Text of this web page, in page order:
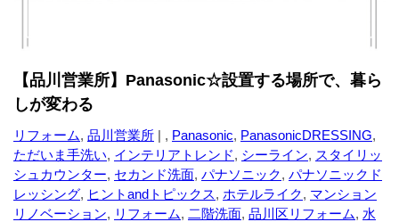
【品川営業所】Panasonic☆設置する場所で、暮ら
しが変わる
リフォーム, 品川営業所 | , Panasonic, PanasonicDRESSING,
ただいま手洗い, インテリアトレンド, シーライン, スタイリッ
シュカウンター, セカンド洗面, パナソニック, パナソニックド
レッシング, ヒントandトピックス, ホテルライク, マンション
リノベーション, リフォーム, 二階洗面, 品川区リフォーム, 水